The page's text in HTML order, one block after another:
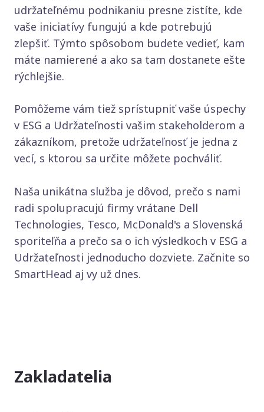
udržateľnému podnikaniu presne zistíte, kde
vaše iniciatívy fungujú a kde potrebujú
zlepšiť. Týmto spôsobom budete vedieť, kam
máte namierené a ako sa tam dostanete ešte
rýchlejšie.
Pomôžeme vám tiež sprístupniť vaše úspechy
v ESG a Udržateľnosti vašim stakeholderom a
zákazníkom, pretože udržateľnosť je jedna z
vecí, s ktorou sa určite môžete pochváliť.
Naša unikátna služba je dôvod, prečo s nami
radi spolupracujú firmy vrátane Dell
Technologies, Tesco, McDonald's a Slovenská
sporiteľňa a prečo sa o ich výsledkoch v ESG a
Udržateľnosti jednoducho dozviete. Začnite so
SmartHead aj vy už dnes.
Zakladatelia